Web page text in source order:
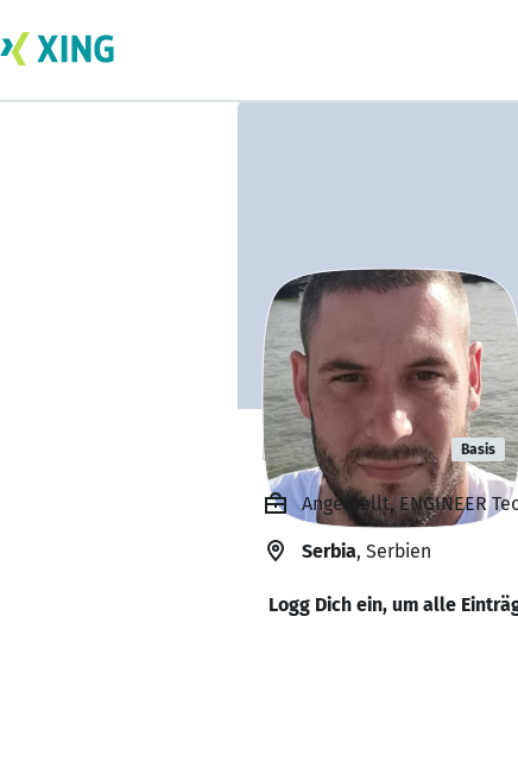
Dušan Čović Basis
Angestellt, ENGINEER
Serbia, Serbien
Logg Dich ein, um alle